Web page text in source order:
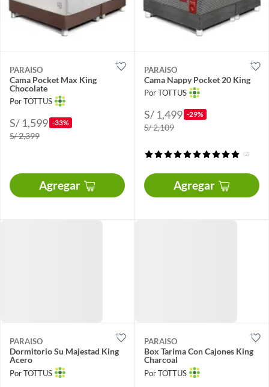
PARAISO
Cama Pocket Max King
Chocolate
Por TOTTUS
S/ 1,599 -33%
S/ 2,399
Agregar
PARAISO
Cama Nappy Pocket 20 King
Por TOTTUS
S/ 1,499 -29%
S/ 2,109
(2)
Agregar
PARAISO
Dormitorio Su Majestad King
Acero
Por TOTTUS
PARAISO
Box Tarima Con Cajones King
Charcoal
Por TOTTUS